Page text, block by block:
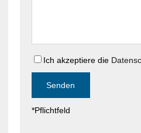
F
e
l
l
e
F
e
d
l
Ich akzeptiere die
*Pflichtfeld